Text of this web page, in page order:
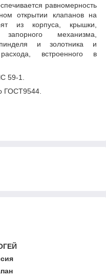
равномерность
открытии клапанов на
из корпуса, крышки,
механизма,
и золотника и
расхода, встроенного в
59-1.
ГОСТ9544.